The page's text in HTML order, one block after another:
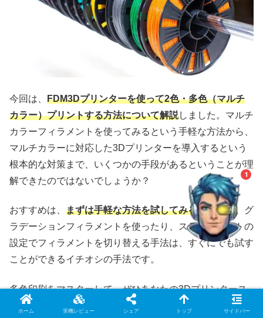
今回は、 FDM3Dプリンターを使って2色・多色（マルチ
カラー）プリントする方法について解説しました。マルチ
カラーフィラメントを使ってみるという手軽な方法から、
マルチカラーに対応した3Dプリンターを導入するという
根本的な対策まで、いくつかの手段があるということが理
解できたのではないでしょうか？
おすすめは、 まずは手軽な方法を試してみることです。グ
ラデーションフィラメントを使ったり、スライスソフトの
設定でフィラメントを切り替える手法は、すぐにでも試す
ことができるイチオシの手法です。
多色印刷をマスターして、ぜひあなたの3Dプリンタース
キルを広げてみてください！
ホーム 実機レビュー シェア トップ サイドバー
1
ウノケンマンAI（β）
知りたい情報をAIがズバッとご案内！